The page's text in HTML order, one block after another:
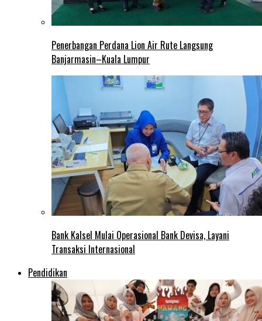
Penerbangan Perdana Lion Air Rute Langsung
Banjarmasin–Kuala Lumpur
Bank Kalsel Mulai Operasional Bank Devisa, Layani
Transaksi Internasional
Pendidikan